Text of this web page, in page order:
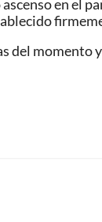
en el
del momentoy